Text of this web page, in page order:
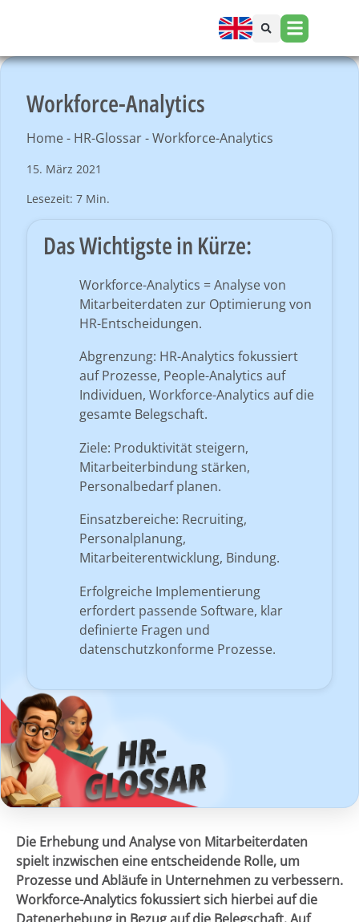
Workforce-Analytics
Home- HR-Glossar-Workforce-Analytics
15. März 2021
Lesezeit: 7 Min.
Das Wichtigste in Kürze:
Workforce-Analytics = Analyse von
Mitarbeiterdaten zur Optimierung von
HR-Entscheidungen.
Abgrenzung: HR-Analytics fokussiert
auf Prozesse, People-Analytics auf
Individuen, Workforce-Analytics auf die
gesamte Belegschaft.
Ziele: Produktivität steigern,
Mitarbeiterbindung stärken,
Personalbedarf planen.
Einsatzbereiche: Recruiting,
Personalplanung,
Mitarbeiterentwicklung, Bindung.
Erfolgreiche Implementierung
erfordert passende Software, klar
definierte Fragen und
datenschutzkonforme Prozesse.
Die Erhebung und Analyse von Mitarbeiterdaten
spielt inzwischen eine entscheidende Rolle, um
Prozesse und Abläufe in Unternehmen zu verbessern.
Workforce-Analytics fokussiert sich hierbei auf die